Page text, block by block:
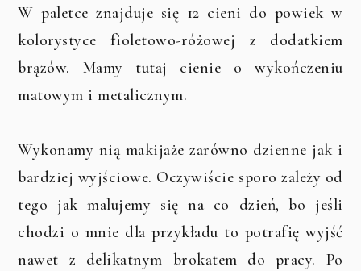
W paletce znajduje się 12 cieni do powiek w
kolorystyce fioletowo-różowej z dodatkiem
brązów. Mamy tutaj cienie o wykończeniu
matowym i metalicznym.
Wykonamy nią makijaże zarówno dzienne jak i
bardziej wyjściowe. Oczywiście sporo zależy od
tego jak malujemy się na co dzień, bo jeśli
chodzi o mnie dla przykładu to potrafię wyjść
nawet z delikatnym brokatem do pracy. Po